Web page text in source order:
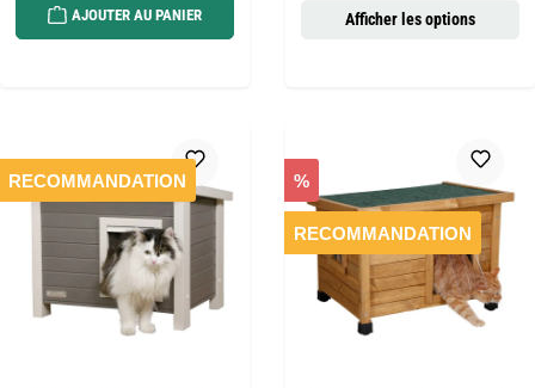
AJOUTER AU PANIER Afficher les options
RECOMMANDATION %
RECOMMANDATION